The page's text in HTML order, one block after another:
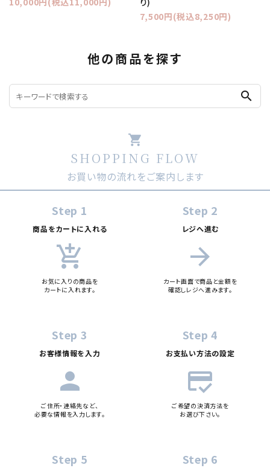
7,500円(税込8,250円)
他の商品を探す
search
shopping_cart
SHOPPING FLOW
お買い物の流れをご案内します
Step 1
商品をカートに入れる
add_shopping_cart
お気に入りの商品を
カートに入れます。
Step 2
レジへ進む
arrow_forward
カート画面で商品と金額を
確認しレジへ進みます。
Step 3
お客様情報を入力
person
ご住所・連絡先など、
必要な情報を入力します。
Step 4
お支払い方法の設定
credit_score
ご希望の決済方法を
お選び下さい。
Step 5 Step 6